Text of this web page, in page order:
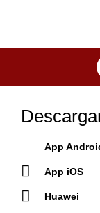
App
App iOS
Huawei